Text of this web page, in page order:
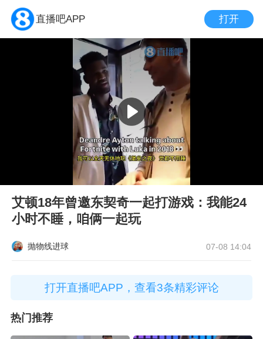
直播吧APP 打开
艾顿18年曾邀东契奇一起打游戏：我能24
小时不睡，咱俩一起玩
抛物线进球 07-08 14:04
打开直播吧APP，查看3条精彩评论
热门推荐